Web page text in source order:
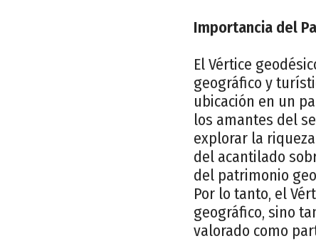
Importancia del
El Vértice
geográfico y
ubicación en un
los amantes del
explorar la
del acantilado
del patrimonio
Por lo tanto, el
geográfico, sino
valorado como